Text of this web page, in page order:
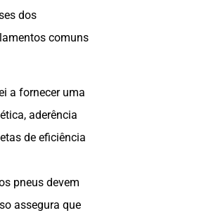
dos
comuns
a fornecer uma
aderência
de eficiência
pneus devem
assegura que